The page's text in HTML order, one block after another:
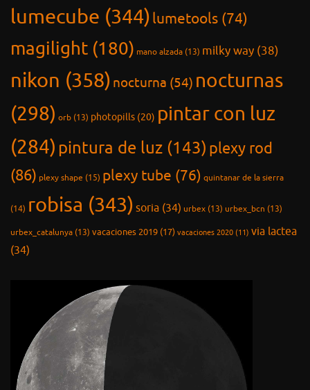
lumecube (344)lumetools (74)
magilight (180) mano alzada (13) milky way (38)
nikon (358) nocturna (54) nocturnas
(298) orb (13) photopills (20) pintar con luz
(284) pintura de luz (143) plexy rod
(86) plexy shape (15) plexy tube (76) quintanar de la sierra
(14) robisa (343)soria (34) urbex (13) urbex_bcn (13)
urbex_catalunya (13) vacaciones 2019 (17) vacaciones 2020 (11) via lactea
(34)